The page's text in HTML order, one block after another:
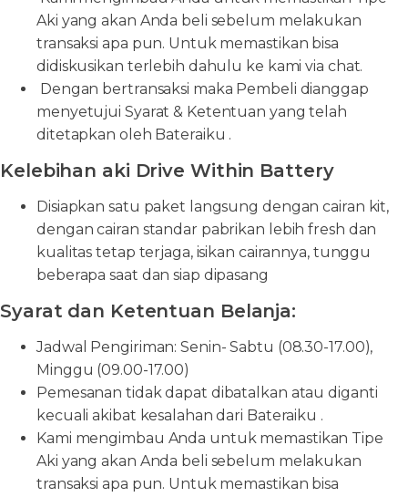
Aki yang akan Anda beli sebelum melakukan
transaksi apa pun. Untuk memastikan bisa
didiskusikan terlebih dahulu ke kami via chat.
Dengan bertransaksi maka Pembeli dianggap
menyetujui Syarat & Ketentuan yang telah
ditetapkan oleh Bateraiku .
Kelebihan aki Drive Within Battery
Disiapkan satu paket langsung dengan cairan kit,
dengan cairan standar pabrikan lebih fresh dan
kualitas tetap terjaga, isikan cairannya, tunggu
beberapa saat dan siap dipasang
Syarat dan Ketentuan Belanja:
Jadwal Pengiriman: Senin- Sabtu (08.30-17.00),
Minggu (09.00-17.00)
Pemesanan tidak dapat dibatalkan atau diganti
kecuali akibat kesalahan dari Bateraiku .
Kami mengimbau Anda untuk memastikan Tipe
Aki yang akan Anda beli sebelum melakukan
transaksi apa pun. Untuk memastikan bisa